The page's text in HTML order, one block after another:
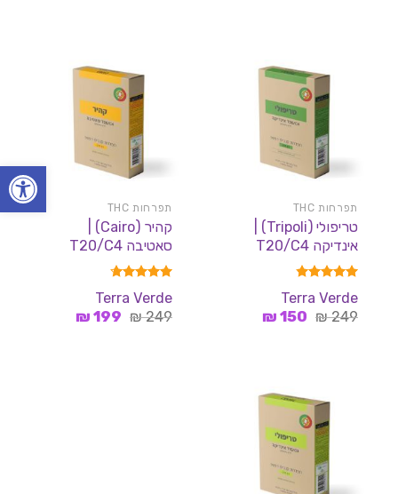
פתח
תפרחות THC
טריפולי (Tripoli) |
אינדיקה T20/C4
דורג
4.83
מתוך 5
Terra Verde
249
₪ המחיר
150
₪המחיר
תפרחות THC
קהיר (Cairo) |
סאטיבה T20/C4
דורג
4.67
מתוך 5
Terra Verde
249
₪ המחיר
199
₪המחיר